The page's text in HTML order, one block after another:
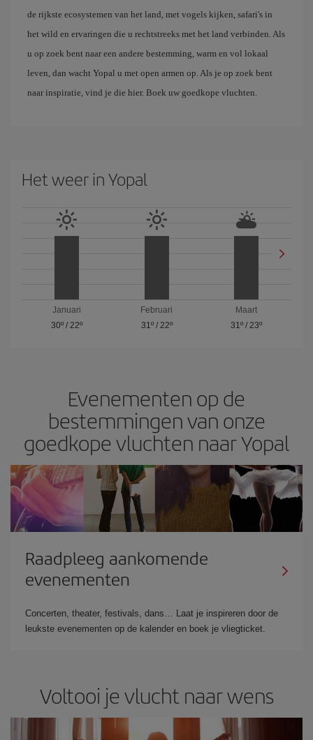
de rijkste ecosystemen van het land, met vogels kijken, safari's in
het wild en ervaringen die u rechtstreeks met het land verbinden. Als
u op zoek bent naar een andere bestemming, warm en vol lokaal
leven, dan wacht Yopal u met open armen op. Als je op zoek bent
naar inspiratie, vind je die hier. Boek uw goedkope vluchten.
Het weer in Yopal
Januari
30º/ 22º
Februari
31º/ 22º
Maart
31º / 23º
Evenementen op de
bestemmingen van onze
goedkope vluchten naar Yopal
Raadpleeg aankomende
evenementen
Concerten, theater, festivals, dans… Laat je inspireren door de
leukste evenementen op de kalender en boek je vliegticket.
Voltooi je vlucht naar wens